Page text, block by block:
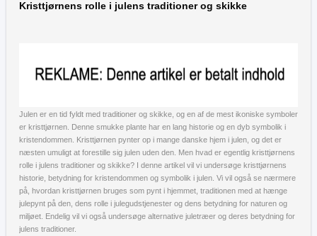
Kristtjørnens rolle i julens traditioner og skikke
Julen er en tid fyldt med traditioner og skikke, og en af de mest ikoniske symboler
er kristtjørnen. Denne smukke plante har en lang historie og en dyb symbolik i
kristendommen. Kristtjørnen pynter op i mange danske hjem i julen, og det er
næsten umuligt at forestille sig julen uden den. Men hvad er egentlig kristtjørnens
rolle i julens traditioner og skikke? I denne artikel vil vi undersøge kristtjørnens
historie, betydning for kristendommen og symbolik i julen. Vi vil også se nærmere
på, hvordan kristtjørnen bruges som pynt i hjemmet, traditionen med at hænge
julepynt på den, dens rolle i julegudstjenester og dens betydning for naturen og
miljøet. Endelig vil vi også undersøge alternative juletræer og deres betydning for
julens traditioner.